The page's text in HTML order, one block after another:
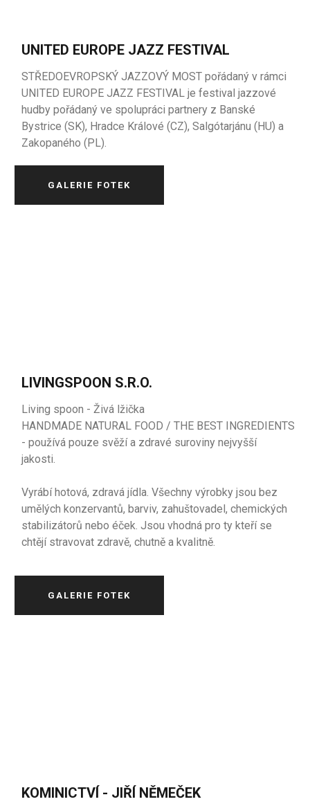
UNITED EUROPE JAZZ FESTIVAL
STŘEDOEVROPSKÝ JAZZOVÝ MOST pořádaný v rámci
UNITED EUROPE JAZZ FESTIVAL je festivaljazzové
hudby pořádaný ve spolupráci partnery z Banské
Bystrice (SK), Hradce Králové (CZ),Salgótarjánu (HU) a
Zakopaného (PL).
GALERIE FOTEK
LIVINGSPOON S.R.O.
Living spoon - Živá lžička
HANDMADE NATURAL FOOD / THE BEST INGREDIENTS
- používá pouze svěží a zdravé suroviny nejvyšší
jakosti.
Vyrábí hotová, zdravá jídla. Všechny výrobky jsou bez
umělých konzervantů, barviv, zahuštovadel, chemických
stabilizátorů nebo éček. Jsou vhodná pro ty kteří se
chtějí stravovat zdravě, chutně a kvalitně.
GALERIE FOTEK
KOMINICTVÍ - JIŘÍ NĚMEČEK